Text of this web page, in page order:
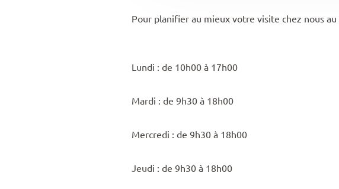
Pour planifier au mieux votre visite chez nous
Lundi : de 10h00 à 17h00
Mardi : de 9h30 à 18h00
Mercredi : de 9h30 à 18h00
Jeudi : de 9h30 à 18h00